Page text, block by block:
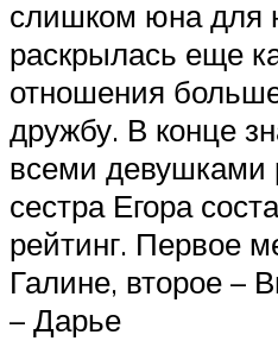
слишком юна для
раскрылась еще
отношения
дружбу. В конце
всеми девушками
сестра Егора
рейтинг. Первое
Галине, второе –
– Дарье